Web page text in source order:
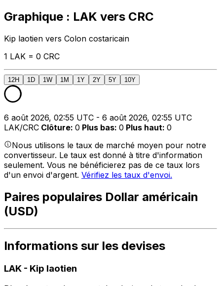
Graphique : LAK vers CRC
Kip laotien vers Colon costaricain
1 LAK = 0 CRC
12H 1D 1W 1M 1Y 2Y 5Y 10Y
6 août 2026, 02:55 UTC - 6 août 2026, 02:55 UTC
LAK/CRC Clôture: 0 Plus bas: 0 Plus haut: 0
Nous utilisons le taux de marché moyen pour notre
convertisseur. Le taux est donné à titre d'information
seulement. Vous ne bénéficierez pas de ce taux lors
d'un envoi d'argent. Vérifiez les taux d'envoi.
Paires populaires Dollar américain
(USD)
Informations sur les devises
LAK - Kip laotien